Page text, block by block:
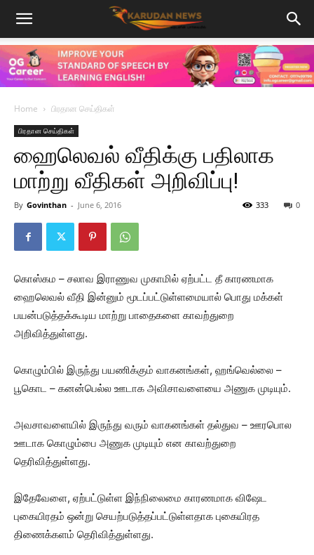
Home பிரதான செய்திகள்
பிரதான செய்திகள்
ஹைலெவல் வீதிக்கு பதிலாக
மாற்று வீதிகள் அறிவிப்பு!
By Govinthan - June 6, 2016 0
333
கொஸ்கம – சலாவ இராணுவ முகாமில் ஏற்பட்ட தீ காரணமாக
ஹைலெவல் வீதி இன்னும் மூடப்பட்டுள்ளமையால் பொது மக்கள்
பயன்படுத்தக்கூடிய மாற்று பாதைகளை காவற்துறை
அறிவித்துள்ளது.
கொழும்பில் இருந்து பயணிக்கும் வாகனங்கள், ஹங்வெல்லை –
பூகொட – கனன்பெல்ல ஊடாக அவிசாவளையை அணுக முடியும்.
அவசாவளையில் இருந்து வரும் வாகனங்கள் தல்துவ – ஊரபொல
ஊடாக கொழும்பை அணுக முடியும் என காவற்துறை
தெரிவித்துள்ளது.
இதேவேளை, ஏற்பட்டுள்ள இந்நிலைமை காரணமாக விஷேட
புகையிரதம் ஒன்று செயற்படுத்தப்பட்டுள்ளதாக புகையிரத
திணைக்களம் தெரிவித்துள்ளது.